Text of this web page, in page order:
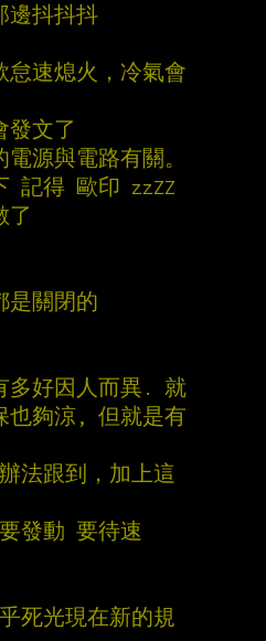
邊抖抖抖
速熄火，冷氣會
發文了
源與電路有關。
記得 歐印 zzZZ
了
是關閉的
多好因人而異. 就
也夠涼, 但就是有
法跟到，加上這
發動 要待速
死光現在新的規